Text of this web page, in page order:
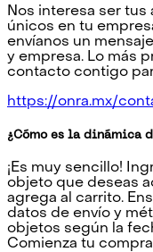
Nos interesa ser
únicos en tu
envíanos un
y empresa. Lo más
contacto contigo
https://onra.mx/
¿Cómo es la dinámica
¡Es muy sencillo!
objeto que deseas
agrega al carrito.
datos de envío y
objetos según la
Comienza tu